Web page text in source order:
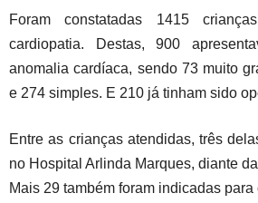
Foram constatadas 1415
cardiopatia. Destas, 900
anomalia cardíaca, sendo 73 muito
e 274 simples. E 210 já tinham sido
Entre as crianças atendidas, três
no Hospital Arlinda Marques, diante
Mais 29 também foram indicadas